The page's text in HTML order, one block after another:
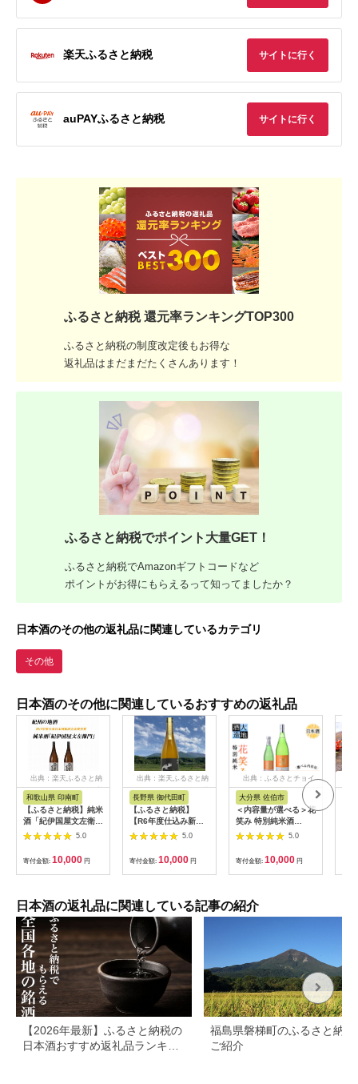
楽天ふるさと納税 サイトに行く
auPAYふるさと納税 サイトに行く
ふるさと納税 還元率ランキングTOP300
ふるさと納税の制度改定後もお得な
返礼品はまだまだたくさんあります！
ふるさと納税でポイント大量GET！
ふるさと納税でAmazonギフトコードなど
ポイントがお得にもらえるって知ってましたか？
日本酒のその他の返礼品に関連しているカテゴリ
その他
日本酒のその他に関連しているおすすめの返礼品
出典：楽天ふるさと納
税
和歌山県 印南町
【ふるさと納税】純米
酒「紀伊国屋文左衛
門」 15度 720ml×2本
紀州の地酒 きのくに
やぶんざえもん
【EG04】 | 和歌山県
印南町 和歌山 返礼品
酒 酒 日本酒 地酒 ア
ルコール飲料 アルコ
ール 家飲み 宅飲み お
取り寄せ 取り寄せ
5.0
寄付金額: 10,000 円
出典：楽天ふるさと納
税
長野県 御代田町
【ふるさと納税】
【R6年度仕込み新
酒】寒竹Miyota 特
別純米酒2本ギフトセ
ット【1275624】
5.0
寄付金額: 10,000 円
出典：ふるさとチョイ
大分県 佐伯市
＜内容量が選べる＞花
笑み 特別純米酒
(720ml・1800ml) 酒
お酒 日本酒 地酒 アル
コール 飲料 大分県 佐
伯市 【FG02・
FG08】【尺間嶽酒
5.0
寄付金額: 10,000 円
日本酒の返礼品に関連している記事の紹介
【2026年最新】ふるさと納税の
日本酒おすすめ返礼品ランキン
福島県磐梯町のふるさと納税
ご紹介